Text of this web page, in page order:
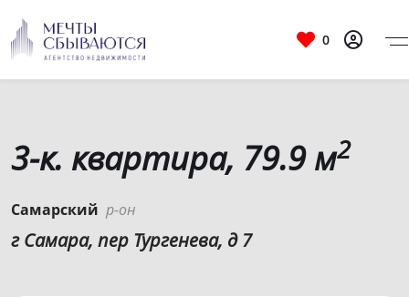
0
3-к. квартира, 79.9 м2
Самарский р-он
г Самара, пер Тургенева, д 7